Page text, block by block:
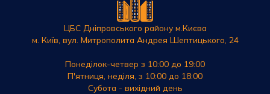
ЦБС Дніпровського району м.Києва
м. Київ, вул. Митрополита Андрея Шептицького, 24
Понеділок-четвер з 10:00 до 19:00
П'ятниця, неділя, з 10:00 до 18:00
Субота - вихідний день